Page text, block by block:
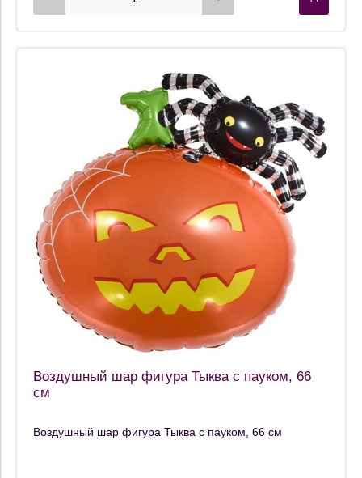
Воздушный шар фигура Тыква с пауком, 66
см
Воздушный шар фигура Тыква с пауком, 66 см